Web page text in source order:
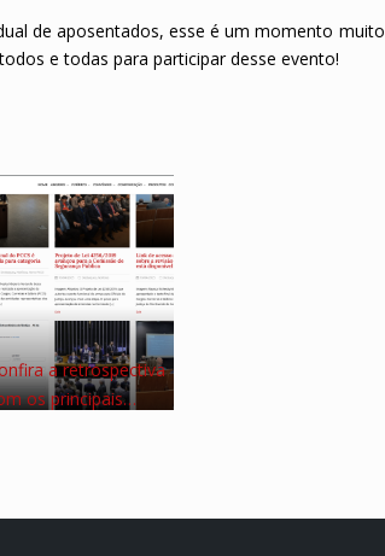
de aposentados, esse é um momento muito
e todas para participar desse evento!
a retrospectiva
os principais…